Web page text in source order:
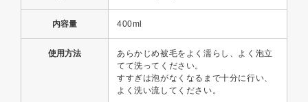
内容量 400ml
使用方法
あらかじめ被毛をよく濡らし、よく泡立
てて洗ってください。
すすぎは泡がなくなるまで十分に行い、
よく洗い流してください。